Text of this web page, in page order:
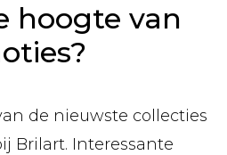
hoogte van
de nieuwste collecties
Brilart. Interessante